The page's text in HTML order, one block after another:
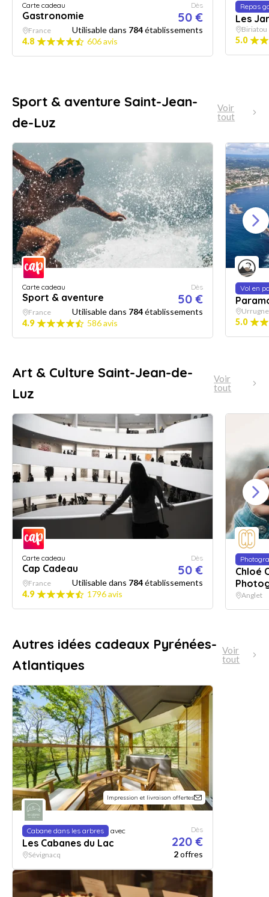
Carte cadeau
Gastronomie
Dès
50 €
France Utilisable dans 784établissements
4.8
606 avis
Repas
Les
Biriatou
5.0
Sport & aventure Saint-Jean-
de-Luz
Voir
tout
Carte cadeau
Sport & aventure
Dès
50 €
France Utilisable dans 784établissements
4.9
586 avis
Vol en
Urrugne
5.0
Art & Culture Saint-Jean-de-
Luz
Voir
tout
Carte cadeau
Cap Cadeau
Dès
50 €
France Utilisable dans 784établissements
4.9
1796 avis
Chloé
Anglet
Autres idées cadeaux Pyrénées-
Atlantiques
Voir
tout
Impression et livraison offertes
Cabane dans les arbres avec
Les Cabanes du Lac
Dès
220 €
Sévignacq 2offres